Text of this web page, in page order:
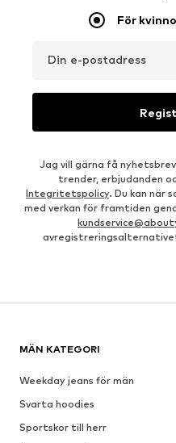
För
Din e-postadress
Jag vill gärna få
trender, erbjudanden
Integritetspolicy. Du kan när
med verkan för framtiden
MÄN KATEGORI
Weekday jeans för män
Svarta hoodies
Sportskor till herr